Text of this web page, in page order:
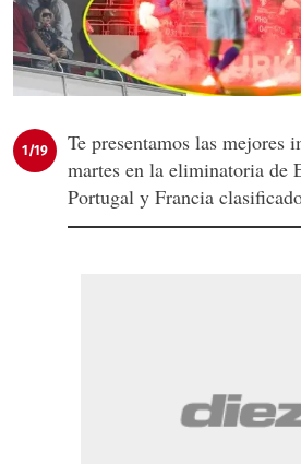
1/19
Te presentamos las mejores
martes en la eliminatoria de
Portugal y Francia